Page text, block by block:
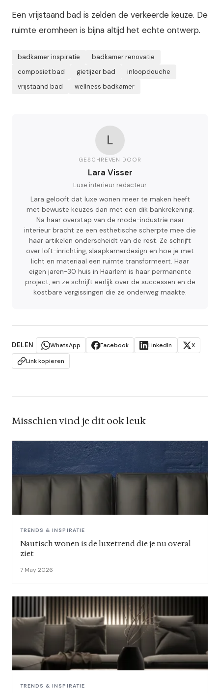
Een vrijstaand bad is zelden de verkeerde keuze. De
ruimte eromheen is bijna altijd het echte ontwerp.
badkamer inspiratie
badkamer renovatie
composiet bad
gietijzer bad
inloopdouche
vrijstaand bad
wellness badkamer
L
GESCHREVEN DOOR
Lara Visser
Luxe interieur redacteur
Lara gelooft dat luxe wonen meer te maken heeft
met bewuste keuzes dan met een dik bankrekening.
Na haar overstap van de mode-industrie naar
interieur bracht ze een esthetische scherpte mee die
haar artikelen onderscheidt van de rest. Ze schrijft
over loft-inrichting, slaapkamerdesign en hoe je met
licht en materiaal een ruimte transformeert. Haar
eigen jaren-30 huis in Haarlem is haar permanente
project, en ze schrijft eerlijk over de successen en de
kostbare vergissingen die ze onderweg maakte.
DELEN WhatsApp Facebook LinkedIn
X
Link kopieren
Misschien vind je dit ook leuk
TRENDS & INSPIRATIE
Nautisch wonen is de luxetrend die je nu overal
ziet
7 May 2026
TRENDS & INSPIRATIE